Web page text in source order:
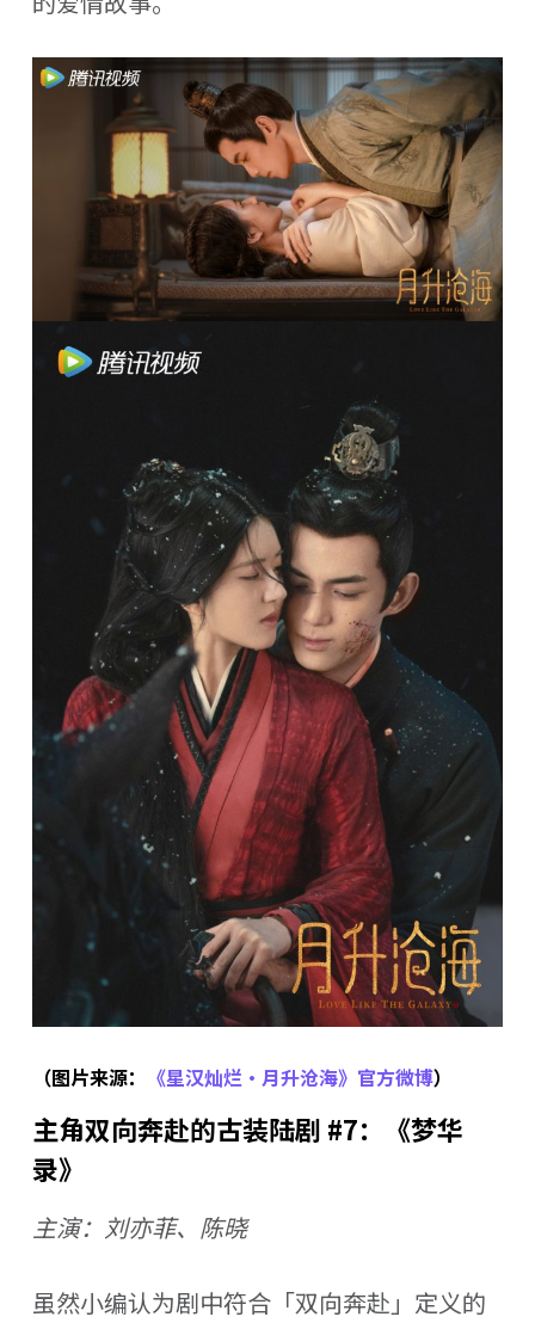
（图片来源： 《星汉灿烂·月升沧海》官方微博）
主角双向奔赴的古装陆剧 #7：《梦华
录》
主演：刘亦菲、陈晓
虽然小编认为剧中符合「双向奔赴」定义的